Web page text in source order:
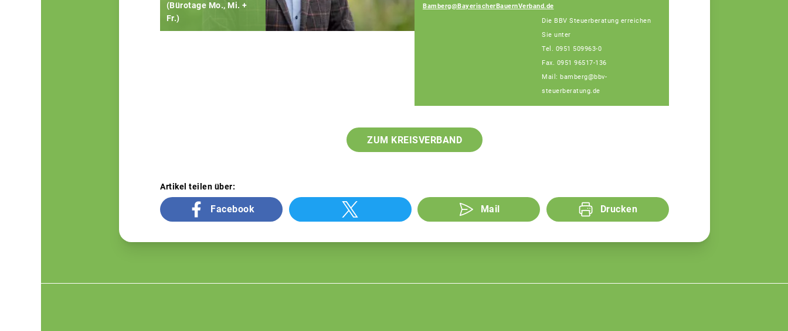
(Bürotage Mo., Mi. +
Fr.)
Tel: 0951/96517-128
Bamberg@BayerischerBauernVerband.de
Die BBV Steuerberatung erreichen
Sie unter
Tel. 0951 509963-0
Fax. 0951 96517-136
Mail: bamberg@bbv-
steuerberatung.de
ZUM KREISVERBAND
Artikel teilen über:
Facebook Mail Drucken